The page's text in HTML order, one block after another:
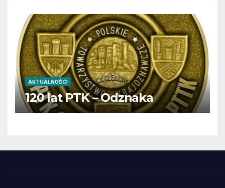
AKTUALNOŚCI
120 lat PTK – Odznaka